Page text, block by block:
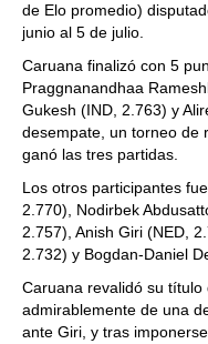
de Elo promedio)
junio al 5 de julio.
Caruana finalizó con 5
Praggnanandhaa
Gukesh (IND, 2.763) y
desempate, un torneo de
ganó las tres partidas.
Los otros participantes
2.770), Nodirbek
2.757), Anish Giri (NED,
2.732) y Bogdan-Daniel
Caruana revalidó su
admirablemente de una
ante Giri, y tras